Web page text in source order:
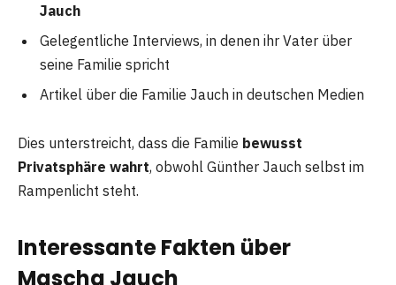
Jauch
Gelegentliche Interviews, in denen ihr Vater über
seine Familie spricht
Artikel über die Familie Jauch in deutschen Medien
Dies unterstreicht, dass die Familie bewusst
Privatsphäre wahrt, obwohl Günther Jauch selbst im
Rampenlicht steht.
Interessante Fakten über
Mascha Jauch